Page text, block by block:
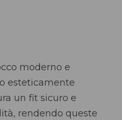
moderno e
esteticamente
un fit sicuro e
rendendo queste